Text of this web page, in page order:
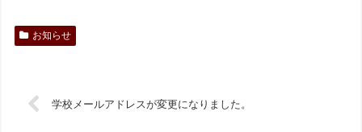
お知らせ
学校メールアドレスが変更になりました。